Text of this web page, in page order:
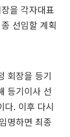
을 각자대표
선임할 계획
회장을 등기
등기이사 선
다. 이후 다시
명하면 최종